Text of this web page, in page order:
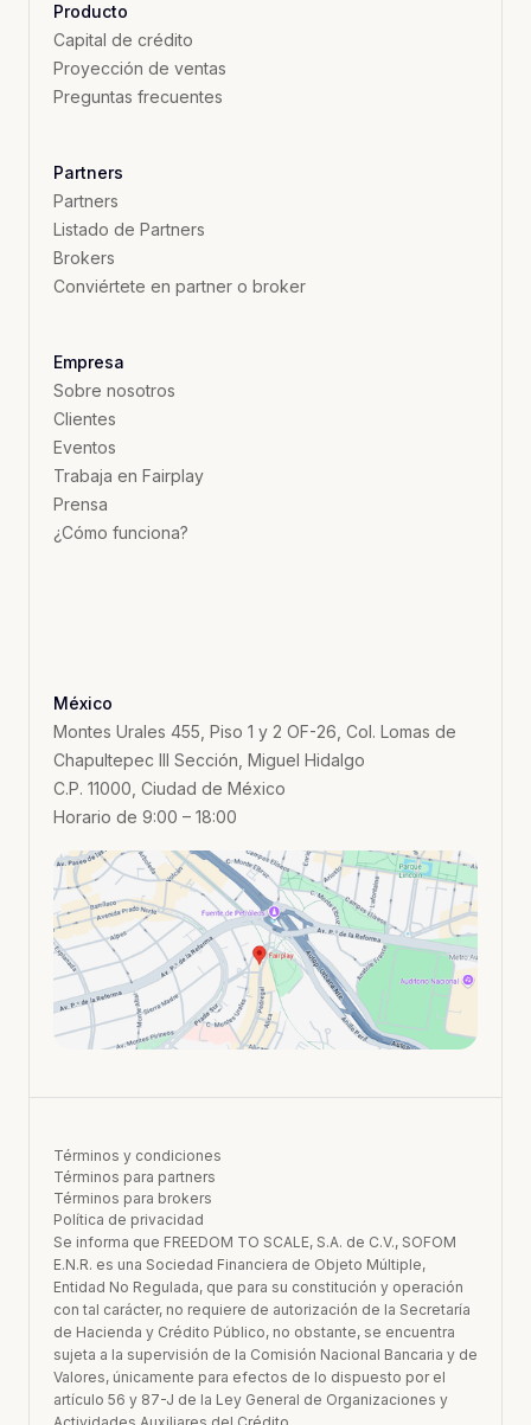
Producto
Capital de crédito
Proyección de ventas
Preguntas frecuentes
Partners
Partners
Listado de Partners
Brokers
Conviértete en partner o broker
Empresa
Sobre nosotros
Clientes
Eventos
Trabaja en Fairplay
Prensa
¿Cómo funciona?
México
Montes Urales 455, Piso 1 y 2 OF-26, Col. Lomas de
Chapultepec III Sección, Miguel Hidalgo
C.P. 11000, Ciudad de México
Horario de 9:00 – 18:00
Términos y condiciones
Términos para partners
Términos para brokers
Política de privacidad
Se informa que FREEDOM TO SCALE, S.A. de C.V., SOFOM
E.N.R. es una Sociedad Financiera de Objeto Múltiple,
Entidad No Regulada, que para su constitución y operación
con tal carácter, no requiere de autorización de la Secretaría
de Hacienda y Crédito Público, no obstante, se encuentra
sujeta a la supervisión de la Comisión Nacional Bancaria y de
Valores, únicamente para efectos de lo dispuesto por el
artículo 56 y 87-J de la Ley General de Organizaciones y